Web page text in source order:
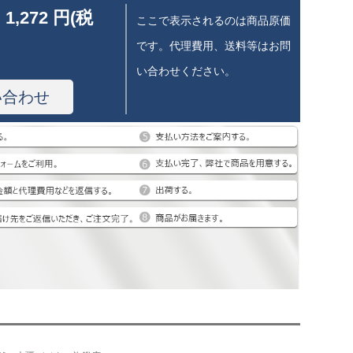
1,272 円(税
わせ
ここで表示されるのは商品原価
です。代理費用、送料等はお問
い合わせください。